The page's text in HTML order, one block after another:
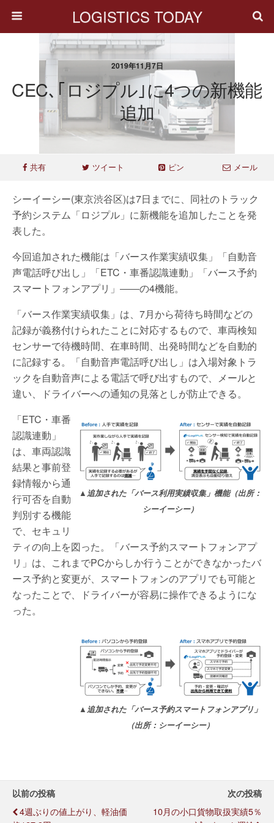
LOGISTICS TODAY
2019年11月7日
CEC､｢ロジプル｣に4つの新機能
追加
共有 ツイート ピン メール
シーイーシー(東京渋谷区)は7日までに、同社のトラック
予約システム「ロジプル」に新機能を追加したことを発
表した。
今回追加された機能は「バース作業実績収集」「自動音
声電話呼び出し」「ETC・車番認識連動」「バース予約
スマートフォンアプリ」――の4機能。
「バース作業実績収集」は、7月から荷待ち時間などの
記録が義務付けられたことに対応するもので、車両検知
センサーで待機時間、在車時間、出発時間などを自動的
に記録する。「自動音声電話呼び出し」は入場対象トラ
ックを自動音声による電話で呼び出すもので、メールと
違い、ドライバーへの通知の見落としが防止できる。
▲追加された「バース利用実績収集」機能（出所：
シーイーシー）
「ETC・車番
認識連動」
は、車両認識
結果と事前登
録情報から通
行可否を自動
判別する機能
で、セキュリ
ティの向上を図った。「バース予約スマートフォンアプ
リ」は、これまでPCからしか行うことができなかったバ
ース予約と変更が、スマートフォンのアプリでも可能と
なったことで、ドライバーが容易に操作できるようにな
った。
▲追加された「バース予約スマートフォンアプリ」
（出所：シーイーシー）
以前の投稿
4週ぶりの値上がり、軽油価
次の投稿
10月の小口貨物取扱実績5％